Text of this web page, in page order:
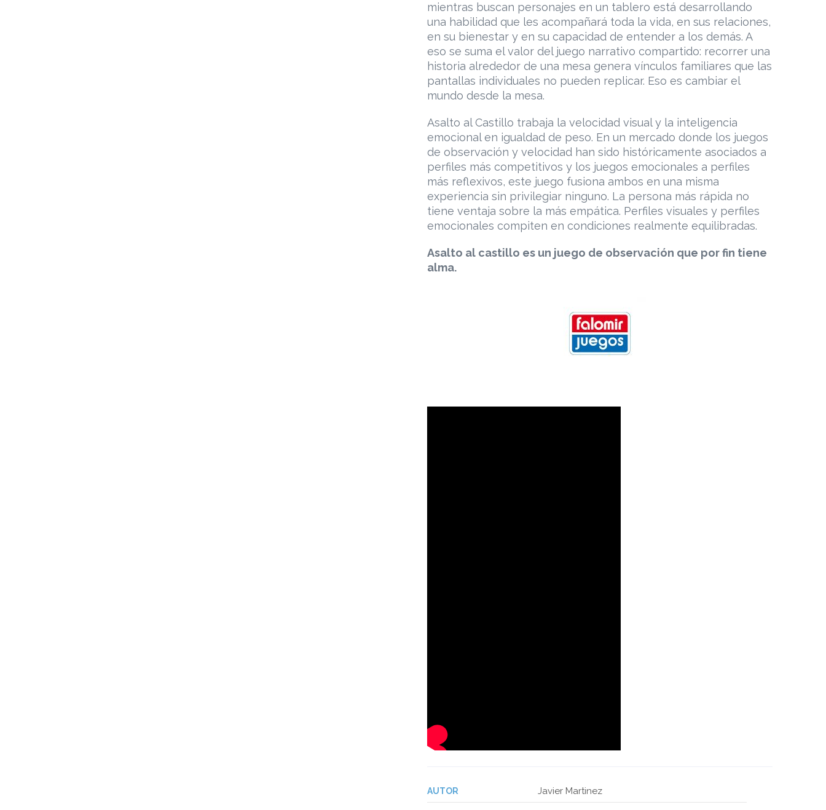
mientras buscan personajes en un tablero está desarrollando
una habilidad que les acompañará toda la vida, en sus relaciones,
en su bienestar y en su capacidad de entender a los demás. A
eso se suma el valor del juego narrativo compartido: recorrer una
historia alrededor de una mesa genera vínculos familiares que las
pantallas individuales no pueden replicar. Eso es cambiar el
mundo desde la mesa.
Asalto al Castillo trabaja la velocidad visual y la inteligencia
emocional en igualdad de peso. En un mercado donde los juegos
de observación y velocidad han sido históricamente asociados a
perfiles más competitivos y los juegos emocionales a perfiles
más reflexivos, este juego fusiona ambos en una misma
experiencia sin privilegiar ninguno. La persona más rápida no
tiene ventaja sobre la más empática. Perfiles visuales y perfiles
emocionales compiten en condiciones realmente equilibradas.
Asalto al castillo es un juego de observación que por fin tiene
alma.
AUTOR Javier Martinez